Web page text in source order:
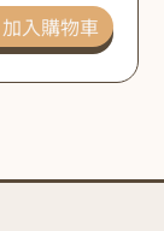
加入購物車